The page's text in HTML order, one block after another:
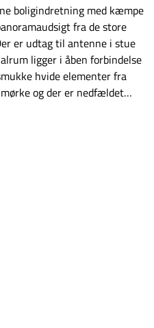
boligindretning med kæmpe
fra de store
er udtag til antenne i stue
ligger i åben forbindelse
hvide elementer fra
og der er nedfældet…